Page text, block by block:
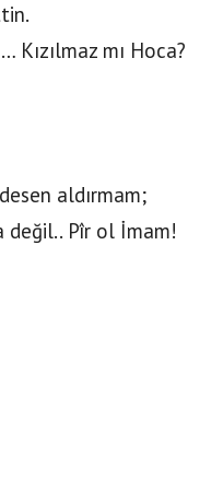
Kızılmaz mı Hoca?
aldırmam;
değil.. Pîr ol İmam!